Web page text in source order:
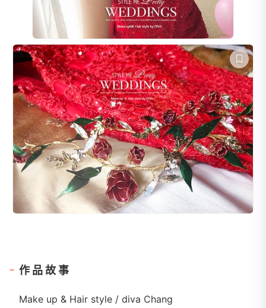
作品故事
Make up & Hair style / diva Chang